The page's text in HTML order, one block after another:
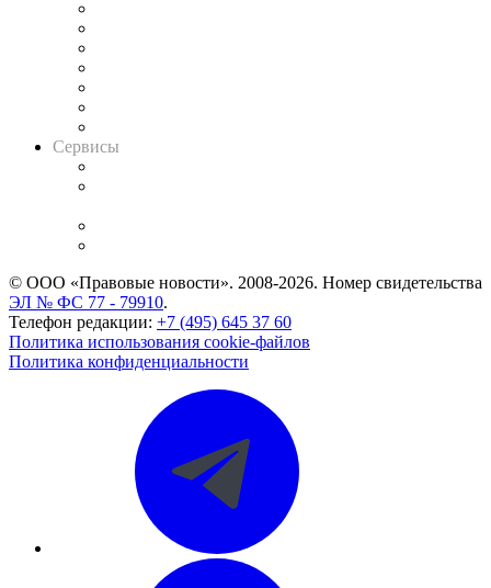
Сервисы
© ООО «Правовые новости». 2008-2026. Номер свидетельства
ЭЛ № ФС 77 - 79910.
Телефон редакции: +7 (495) 645 37 60
Политика использования cookie-файлов
Политика конфиденциальности